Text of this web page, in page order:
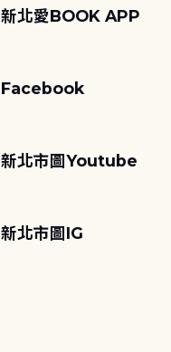
新北愛BOOK APP
Facebook
新北市圖Youtube
新北市圖IG